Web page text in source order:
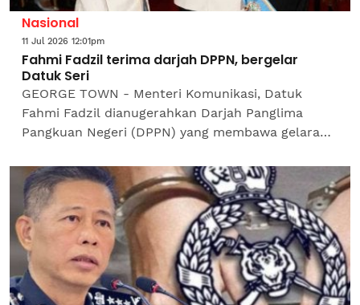
Nasional
11 Jul 2026 12:01pm
Fahmi Fadzil terima darjah DPPN, bergelar
Datuk Seri
GEORGE TOWN - Menteri Komunikasi, Datuk
Fahmi Fadzil dianugerahkan Darjah Panglima
Pangkuan Negeri (DPPN) yang membawa gelaran
Ulang...